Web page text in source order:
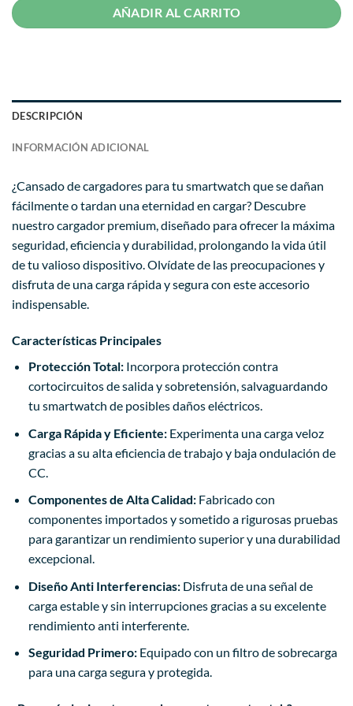
AÑADIR AL CARRITO
DESCRIPCIÓN
INFORMACIÓN ADICIONAL
¿Cansado de cargadores para tu smartwatch que se dañan
fácilmente o tardan una eternidad en cargar? Descubre
nuestro cargador premium, diseñado para ofrecer la máxima
seguridad, eficiencia y durabilidad, prolongando la vida útil
de tu valioso dispositivo. Olvídate de las preocupaciones y
disfruta de una carga rápida y segura con este accesorio
indispensable.
Características Principales
Protección Total:Incorpora protección contra
cortocircuitos de salida y sobretensión, salvaguardando
tu smartwatch de posibles daños eléctricos.
Carga Rápida y Eficiente:Experimenta una carga veloz
gracias a su alta eficiencia de trabajo y baja ondulación de
CC.
Componentes de Alta Calidad:Fabricado con
componentes importados y sometido a rigurosas pruebas
para garantizar un rendimiento superior y una durabilidad
excepcional.
Diseño Anti Interferencias:Disfruta de una señal de
carga estable y sin interrupciones gracias a su excelente
rendimiento anti interferente.
Seguridad Primero:Equipado con un filtro de sobrecarga
para una carga segura y protegida.